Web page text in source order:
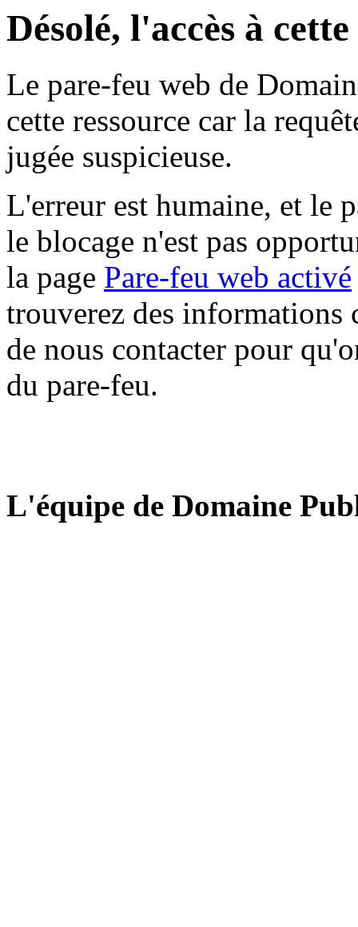
Désolé, l'accès à
Le pare-feu web de
cette ressource car la
jugée suspicieuse.
L'erreur est humaine, et le
le blocage n'est pas
la page Pare-feu web activé
trouverez des informations
de nous contacter pour
du pare-feu.
L'équipe de Domaine